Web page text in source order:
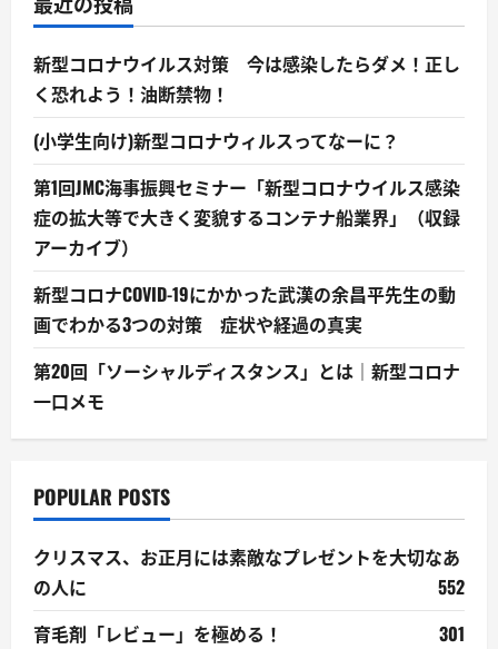
新型コロナウイルス対策 今は感染したらダメ！正し
く恐れよう！油断禁物！
(小学生向け)新型コロナウィルスってなーに？
第1回JMC海事振興セミナー「新型コロナウイルス感染
症の拡大等で大きく変貌するコンテナ船業界」（収録
アーカイブ）
新型コロナCOVID-19にかかった武漢の余昌平先生の動
画でわかる3つの対策 症状や経過の真実
第20回「ソーシャルディスタンス」とは｜新型コロナ
一口メモ
POPULAR POSTS
クリスマス、お正月には素敵なプレゼントを大切なあ
の人に
552
育毛剤「レビュー」を極める！
301